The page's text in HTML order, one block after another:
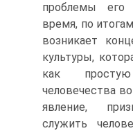
проблемы его
время, по
возникает
культуры,
как
человечества
явление,
служить